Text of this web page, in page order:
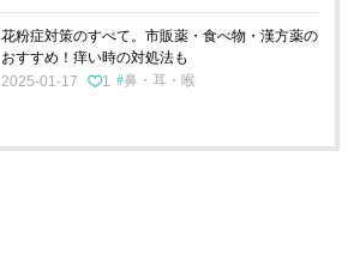
花粉症対策のすべて。市販薬・食べ物・漢方薬の
おすすめ！痒い時の対処法も
2025-01-17
1 鼻・耳・喉